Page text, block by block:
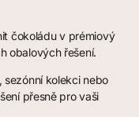
čokoládu v prémiový
obalových řešení.
kolekci nebo
přesně pro vaši